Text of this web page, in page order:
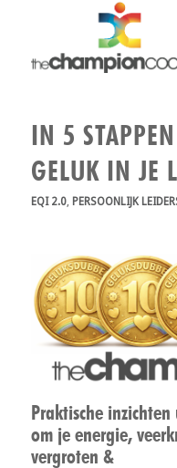
IN 5
GELUK IN JE
EQI 2.0, PERSOONLIJK
Praktische
om je energie,
vergroten &